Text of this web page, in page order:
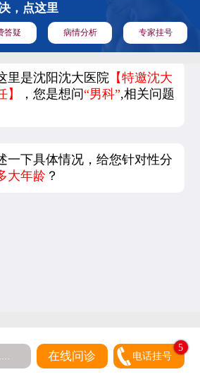
，点这里
答疑 病情分析 专家挂号
里是沈阳沈大医院 【特邀沈大
】
，您是想问“男科”,相关问题
一下具体情况，给您针对性分
大年龄 ？
在线问诊 电话挂号
5